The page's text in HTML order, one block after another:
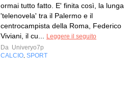
ormai tutto fatto. E' finita così, la lunga
'telenovela' tra il Palermo e il
centrocampista della Roma, Federico
Viviani, il cu...
Leggere il seguito
Da Univeryo7p
CALCIO SPORT